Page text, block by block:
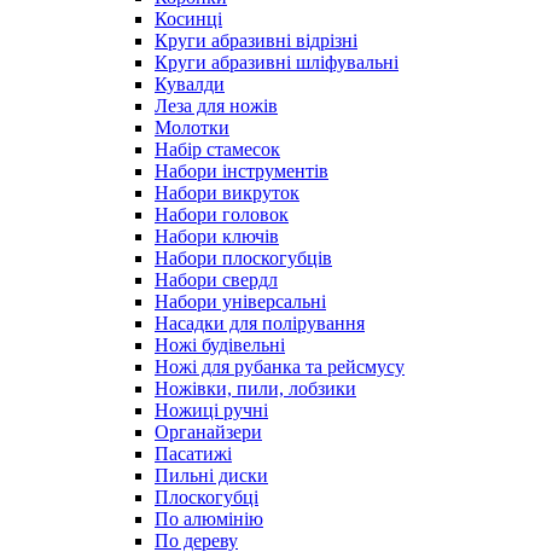
Косинці
Круги абразивні відрізні
Круги абразивні шліфувальні
Кувалди
Леза для ножів
Молотки
Набір стамесок
Набори інструментів
Набори викруток
Набори головок
Набори ключів
Набори плоскогубців
Набори свердл
Набори універсальні
Насадки для полірування
Ножі будівельні
Ножі для рубанка та рейсмусу
Ножівки, пили, лобзики
Ножиці ручні
Органайзери
Пасатижі
Пильні диски
Плоскогубці
По алюмінію
По дереву